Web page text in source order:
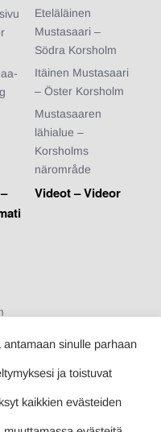
Eteläläinen
Mustasaari –
Södra Korsholm
Itäinen Mustasaari
– Öster Korsholm
Mustasaaren
lähialue –
Korsholms
närområde
Videot – Videor
sinulle parhaan
ja toistuvat
kaikkien evästeiden